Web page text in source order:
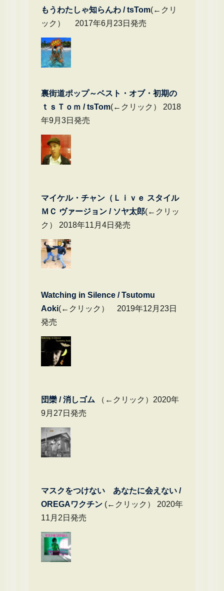
もうわたしゃ知らんわ / tsTom(←クリ
ック） 2017年6月23日発売
裏街道ポップ～ベスト・オブ・初期の
ｔｓＴｏｍ / tsTom(←クリック） 2018
年9月3日発売
マイケル・チャン（Ｌｉｖｅ スタイル
ＭＣ ヴァージョン / ソヤ太郎(←クリッ
ク） 2018年11月4日発売
Watching in Silence / Tsutomu
Aoki(←クリック） 2019年12月23日
発売
団欒 / 消しゴム （←クリック）2020年
9月27日発売
マスクをつけない あなたに会えない /
OREGAワクチン(←クリック） 2020年
11月2日発売